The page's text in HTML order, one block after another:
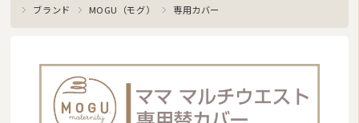
ブランド
MOGU（モグ） 専用カバー